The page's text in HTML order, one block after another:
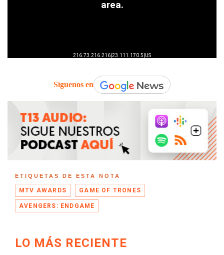
Síguenos en
ETIQUETAS DE ESTA NOTA
MTV AWARDS GAME OF TRONES
AVENGERS: ENDGAME
LO MÁS RECIENTE